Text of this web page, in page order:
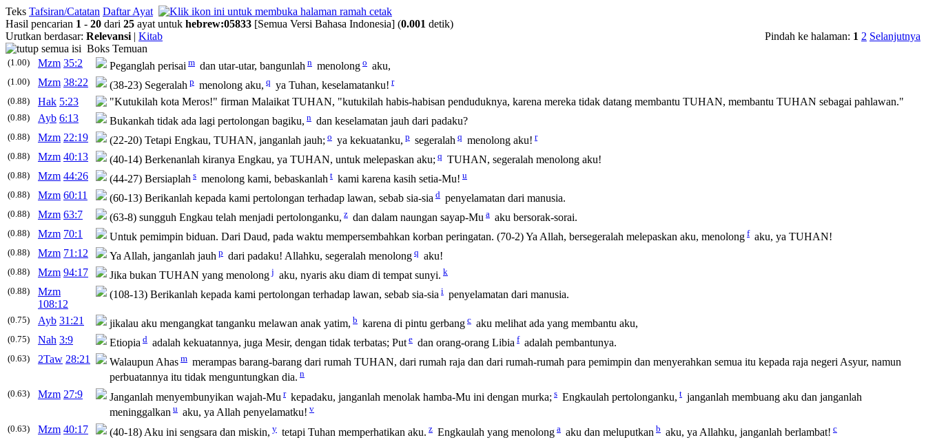
Teks Tafsiran/Catatan Daftar Ayat
Hasil pencarian 1 - 20 dari 25 ayat untuk hebrew:05833 [Semua Versi Bahasa Indonesia] (0.001 detik)
Pindah ke halaman: 1 2 Selanjutnya
Urutkan berdasar: Relevansi | Kitab
Boks Temuan
(1.00) Mzm 35:2 Peganglah perisai m dan utar-utar, bangunlah n menolong o aku,
(1.00) Mzm 38:22 (38-23) Segeralah p menolong aku, q ya Tuhan, keselamatanku! r
(0.88)
Hak 5:23 "Kutukilah kota Meros!" firman Malaikat TUHAN, "kutukilah habis-habisan penduduknya, karena mereka tidak datang membantu TUHAN, membantu TUHAN sebagai pahlawan."
(0.88) Ayb 6:13 Bukankah tidak ada lagi pertolongan bagiku, n dan keselamatan jauh dari padaku?
(0.88) Mzm 22:19 (22-20) Tetapi Engkau, TUHAN, janganlah jauh; o ya kekuatanku, p segeralah q menolong aku! r
(0.88)
Mzm 40:13 (40-14) Berkenanlah kiranya Engkau, ya TUHAN, untuk melepaskan aku; q TUHAN, segeralah menolong aku!
(0.88) Mzm 44:26 (44-27) Bersiaplah s menolong kami, bebaskanlah t kami karena kasih setia-Mu! u
(0.88)
Mzm 60:11 (60-13) Berikanlah kepada kami pertolongan terhadap lawan, sebab sia-sia d penyelamatan dari manusia.
(0.88) Mzm 63:7 (63-8) sungguh Engkau telah menjadi pertolonganku, z dan dalam naungan sayap-Mu a aku bersorak-sorai.
(0.88) Mzm 70:1 Untuk pemimpin biduan. Dari Daud, pada waktu mempersembahkan korban peringatan. (70-2) Ya Allah, bersegeralah melepaskan aku, menolong f aku, ya TUHAN!
(0.88) Mzm 71:12 Ya Allah, janganlah jauh p dari padaku! Allahku, segeralah menolong q aku!
(0.88) Mzm 94:17 Jika bukan TUHAN yang menolong j aku, nyaris aku diam di tempat sunyi. k
(0.88)
Mzm
108:12
(108-13) Berikanlah kepada kami pertolongan terhadap lawan, sebab sia-sia i penyelamatan dari manusia.
(0.75) Ayb 31:21 jikalau aku mengangkat tanganku melawan anak yatim, b karena di pintu gerbang c aku melihat ada yang membantu aku,
(0.75) Nah 3:9 Etiopia d adalah kekuatannya, juga Mesir, dengan tidak terbatas; Put e dan orang-orang Libia f adalah pembantunya.
(0.63) 2Taw 28:21 Walaupun Ahas m merampas barang-barang dari rumah TUHAN, dari rumah raja dan dari rumah-rumah para pemimpin dan menyerahkan semua itu kepada raja negeri Asyur, namun
perbuatannya itu tidak menguntungkan dia. n
(0.63)
Mzm 27:9 Janganlah menyembunyikan wajah-Mu r kepadaku, janganlah menolak hamba-Mu ini dengan murka; s Engkaulah pertolonganku, t janganlah membuang aku dan janganlah
meninggalkan u aku, ya Allah penyelamatku! v
(0.63)
Mzm 40:17 (40-18) Aku ini sengsara dan miskin, y tetapi Tuhan memperhatikan aku. z Engkaulah yang menolong a aku dan meluputkan b aku, ya Allahku, janganlah berlambat! c